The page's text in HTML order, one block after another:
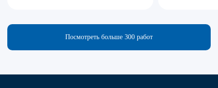
Посмотреть больше 300 работ